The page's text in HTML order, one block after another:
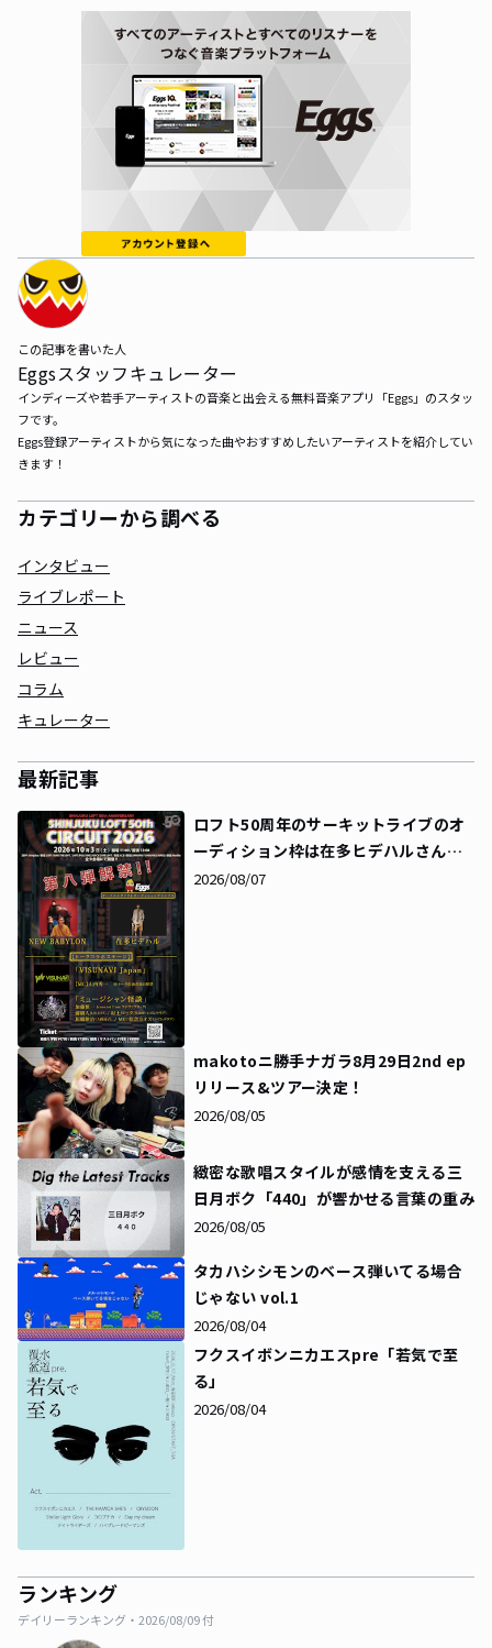
この記事を書いた人
Eggsスタッフキュレーター
インディーズや若手アーティストの音楽と出会える無料音楽アプリ「Eggs」のスタッ
フです。
Eggs登録アーティストから気になった曲やおすすめしたいアーティストを紹介してい
きます！
カテゴリーから調べる
インタビュー
ライブレポート
ニュース
レビュー
コラム
キュレーター
最新記事
ロフト50周年のサーキットライブのオ
ーディション枠は在多ヒデハルさんに
決定！同時にタイムテーブルも解禁に
2026/08/07
makotoニ勝手ナガラ8月29日2nd ep
リリース&ツアー決定！
2026/08/05
緻密な歌唱スタイルが感情を支える――三
日月ボク「440」が響かせる言葉の重み
2026/08/05
タカハシシモンのベース弾いてる場合
じゃない vol.1
2026/08/04
フクスイボンニカエスpre「若気で至
る」
2026/08/04
ランキング
デイリーランキング・ 2026/08/09付